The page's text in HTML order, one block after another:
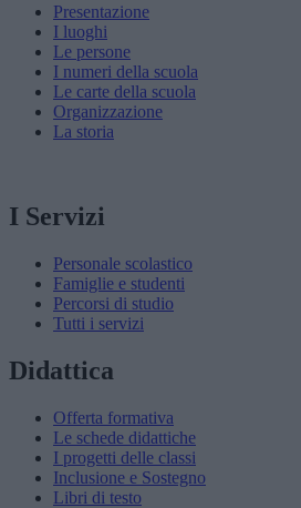
Presentazione
I luoghi
Le persone
I numeri della scuola
Le carte della scuola
Organizzazione
La storia
I Servizi
Personale scolastico
Famiglie e studenti
Percorsi di studio
Tutti i servizi
Didattica
Offerta formativa
Le schede didattiche
I progetti delle classi
Inclusione e Sostegno
Libri di testo